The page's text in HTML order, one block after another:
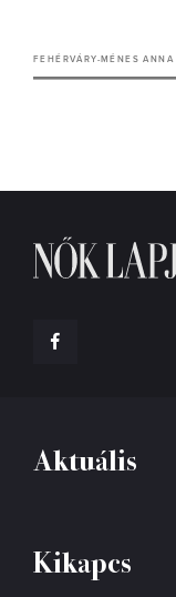
FEHÉRVÁRY-MÉNES ANNA
Aktuális
Kikapcs